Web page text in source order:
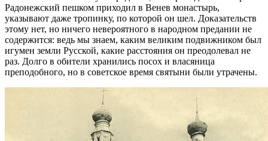
Радонежский пешком приходил в Венев монастырь,
указывают даже тропинку, по которой он шел. Доказательств
этому нет, но ничего невероятного в народном предании не
содержится: ведь мы знаем, каким великим подвижником был
игумен земли Русской, какие расстояния он преодолевал не
раз. Долго в обители хранились посох и власяница
преподобного, но в советское время святыни были утрачены.